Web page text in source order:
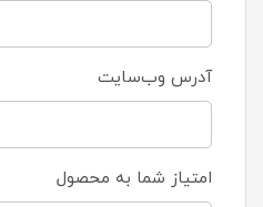
آدرس وب‌سایت
امتیاز شما به محصول